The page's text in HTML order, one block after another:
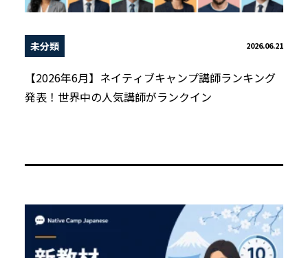
未分類 2026.06.21
【2026年6月】ネイティブキャンプ講師ランキング
発表！世界中の人気講師がランクイン